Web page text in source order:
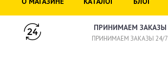
ПРИНИМАЕМ ЗАКАЗЫ
ПРИНИМАЕМ ЗАКАЗЫ 24/7